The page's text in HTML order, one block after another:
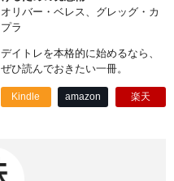
オリバー・ベレス、グレッグ・カ
プラ
デイトレを本格的に始めるなら、
ぜひ読んでおきたい一冊。
Kindle amazon 楽天